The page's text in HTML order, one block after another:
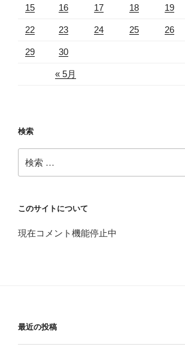
« 5月
15 16 17 18 19
22 23 24 25 26
29 30
検索
検
索:
このサイトについて
現在コメント機能停止中
最近の投稿